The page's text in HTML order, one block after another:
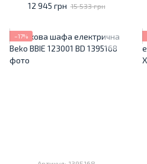
12 945 грн 15 533 грн
−17%